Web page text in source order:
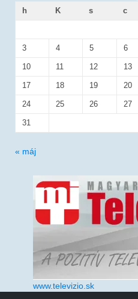
h
K s c
3 4 5 6
10 11 12 13
17 18 19 20
24 25 26 27
31
« máj
www.televizio.sk